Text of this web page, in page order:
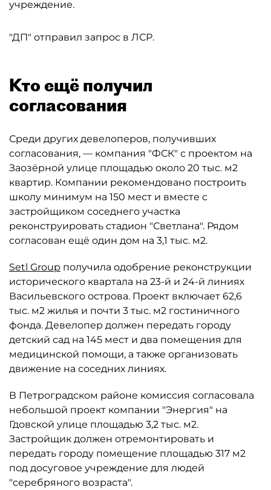
учреждение.
"ДП" отправил запрос в ЛСР.
Кто ещё получил
согласования
Среди других девелоперов, получивших
согласования, — компания "ФСК" с проектом на
Заозёрной улице площадью около 20 тыс. м2
квартир. Компании рекомендовано построить
школу минимум на 150 мест и вместе с
застройщиком соседнего участка
реконструировать стадион "Светлана". Рядом
согласован ещё один дом на 3,1 тыс. м2.
Setl Group получила одобрение реконструкции
исторического квартала на 23-й и 24-й линиях
Васильевского острова. Проект включает 62,6
тыс. м2 жилья и почти 3 тыс. м2 гостиничного
фонда. Девелопер должен передать городу
детский сад на 145 мест и два помещения для
медицинской помощи, а также организовать
движение на соседних линиях.
В Петроградском районе комиссия согласовала
небольшой проект компании "Энергия" на
Гдовской улице площадью 3,2 тыс. м2.
Застройщик должен отремонтировать и
передать городу помещение площадью 317 м2
под досуговое учреждение для людей
"серебряного возраста".